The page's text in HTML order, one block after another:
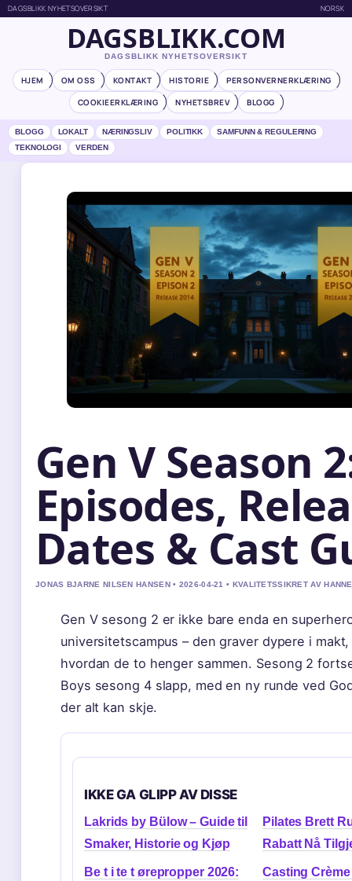
DAGSBLIKK NYHETSOVERSIKT NORSK
DAGSBLIKK.COM
DAGSBLIKK NYHETSOVERSIKT
HJEM OM OSS KONTAKT HISTORIE
PERSONVERNERKLÆRING
COOKIEERKLÆRING
NYHETSBREV BLOGG
BLOGG LOKALT NÆRINGSLIV POLITIKK
SAMFUNN & REGULERING
TEKNOLOGI
VERDEN
Gen V Season
Episodes,
Dates & Cast
JONAS BJARNE NILSEN HANSEN • 2026-04-21 • KVALITETSSIKRET AV
Gen V sesong 2 er ikke bare enda en
universitetscampus – den graver dypere i
hvordan de to henger sammen. Sesong 2
Boys sesong 4 slapp, med en ny runde ved
der alt kan skje.
IKKE GA GLIPP AV DISSE
Lakrids by Bülow – Guide til
Smaker, Historie og Kjøp
Pilates Brett
Rabatt Nå
Be t i te t ørepropper 2026:
Casting